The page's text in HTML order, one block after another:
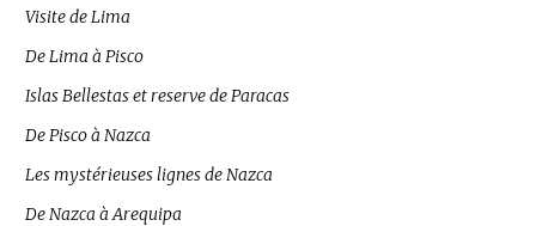
Visite de Lima
De Lima à Pisco
Islas Bellestas et reserve de Paracas
De Pisco à Nazca
Les mystérieuses lignes de Nazca
De Nazca à Arequipa